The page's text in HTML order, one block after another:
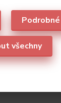
všechny